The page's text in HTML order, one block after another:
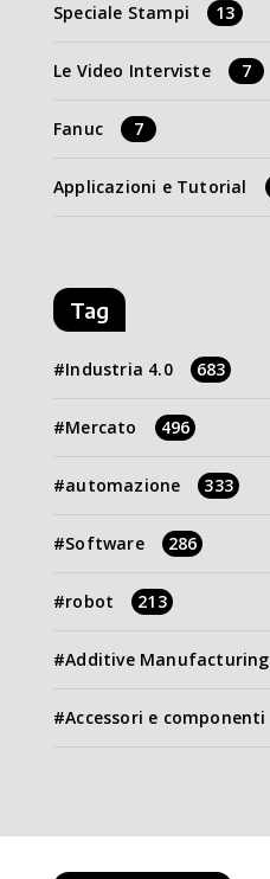
Speciale Stampi 13
Le Video Interviste 7
Fanuc 7
Applicazioni e Tutorial
Tag
Industria 4.0 683
Mercato 496
automazione 333
Software 286
robot 213
Additive Manufacturing
Accessori e componenti